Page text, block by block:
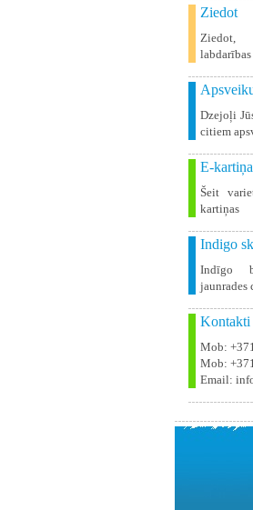
Ziedot
Ziedot,
Dzejoļi
citiem
E-
Šeit
kartiņas
Indigo
Indīgo
jaunrades
Kontakti
Mob:
Mob:
Email: